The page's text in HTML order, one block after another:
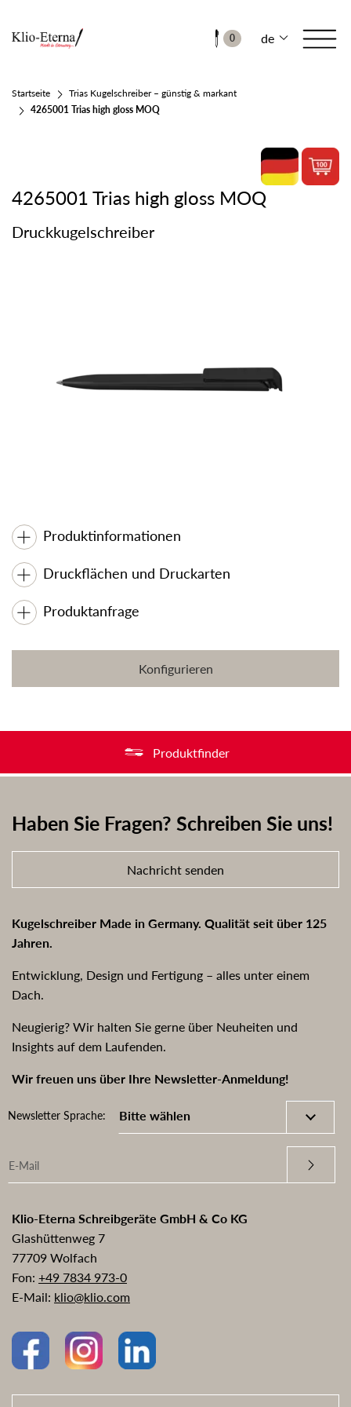
0 de
Startseite
Trias Kugelschreiber – günstig & markant
4265001 Trias high gloss MOQ
4265001 Trias high gloss MOQ
Druckkugelschreiber
Produktinformationen
Druckflächen und Druckarten
Produktanfrage
Konfigurieren
Produktfinder
Haben Sie Fragen? Schreiben Sie uns!
Nachricht senden
Kugelschreiber Made in Germany. Qualität seit über 125
Jahren.
Entwicklung, Design und Fertigung – alles unter einem
Dach.
Neugierig? Wir halten Sie gerne über Neuheiten und
Insights auf dem Laufenden.
Wir freuen uns über Ihre Newsletter-Anmeldung!
Newsletter Sprache:
Klio-Eterna Schreibgeräte GmbH & Co KG
Glashüttenweg 7
77709 Wolfach
Fon: +49 7834 973-0
E-Mail: klio@klio.com